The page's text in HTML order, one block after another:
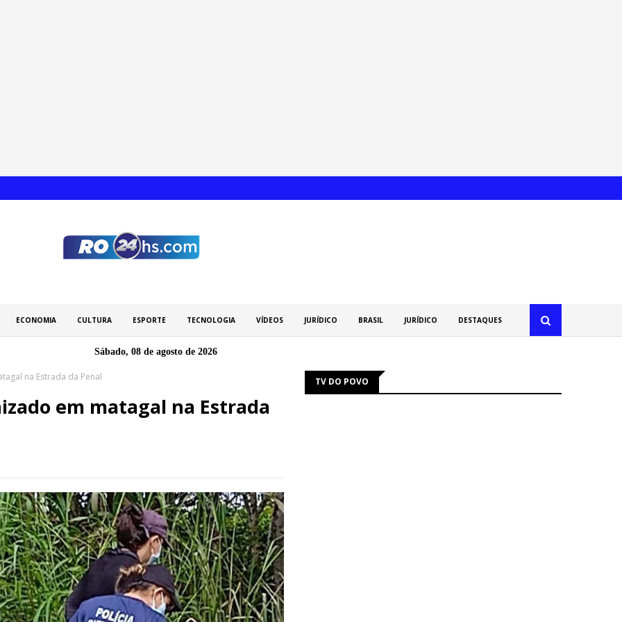
ECONOMIA CULTURA ESPORTE TECNOLOGIA VÍDEOS JURÍDICO BRASIL JURÍDICO DESTAQUES
Sábado, 08 de agosto de 2026
na Estrada da Penal
em matagal na Estrada
TV DO POVO